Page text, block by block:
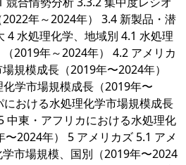
2022年～2024年） 3.4 新製品・潜
4 水処理化学、地域別 4.1 水処理
2019年～2024年） 4.2 アメリカ
規模成長（2019年〜2024年）
学市場規模成長（2019年〜
おける水処理化学市場規模成長
中東・アフリカにおける水処理化
2024年） 5 アメリカズ 5.1 アメ
市場規模、国別（2019年〜2024